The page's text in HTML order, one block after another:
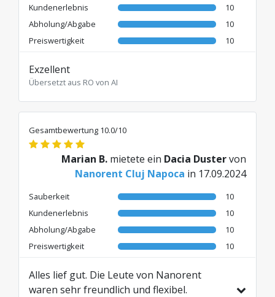
Kundenerlebnis
10
Abholung/Abgabe
10
Preiswertigkeit
10
Exzellent
Übersetzt aus RO von AI
Gesamtbewertung 10.0/10
Marian B. mietete ein Dacia Dustervon
Nanorent Cluj Napoca in 17.09.2024
Sauberkeit
10
Kundenerlebnis
10
Abholung/Abgabe
10
Preiswertigkeit
10
Alles lief gut. Die Leute von Nanorent
waren sehr freundlich und flexibel.